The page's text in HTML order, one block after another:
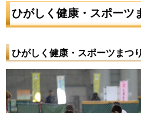
ひがしく健康・スポーツ
ひがしく健康・スポーツまつ